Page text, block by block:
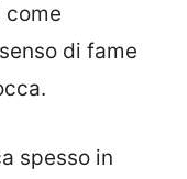
come
di fame
spesso in